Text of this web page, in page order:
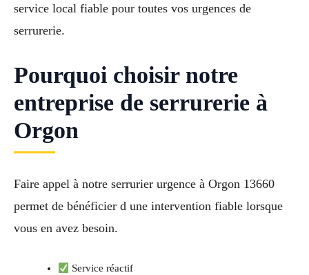
service local fiable pour toutes vos urgences de
serrurerie.
Pourquoi choisir notre
entreprise de serrurerie à
Orgon
Faire appel à notre serrurier urgence à Orgon 13660
permet de bénéficier d une intervention fiable lorsque
vous en avez besoin.
Service réactif